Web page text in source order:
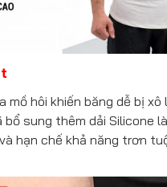
mồ hôi khiến băng dễ bị xô
bổ sung thêm dải Silicone
hạn chế khả năng trơn